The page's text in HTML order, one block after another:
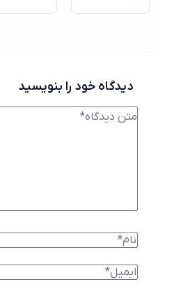
دیدگاه خود را بنویسید